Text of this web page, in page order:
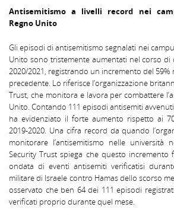
Antisemitismo a livelli record nei
Regno Unito
Gli episodi di antisemitismo segnalati nei
Unito sono tristemente aumentati nel corso di
2020/2021, registrando un incremento del 59%
precedente. Lo riferisce l’organizzazione
Trust, che monitora e lavora per combattere
Unito. Contando 111 episodi antisemiti
ha evidenziato il forte aumento rispetto ai
2019-2020. Una cifra record da quando
monitorare l’antisemitismo nelle università
Security Trust spiega che questo incremento
ondata di eventi antisemiti verificatisi
militare di Israele contro Hamas dello scorso
osservato che ben 64 dei 111 episodi
verificati proprio durante quel mese.